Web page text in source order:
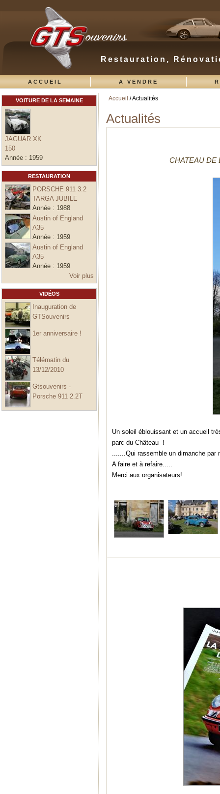
Restauration,
ACCUEIL A VENDRE
VOITURE DE LA SEMAINE
JAGUAR XK
150
Année : 1959
RESTAURATION
PORSCHE 911 3.2
TARGA JUBILE
Année : 1988
Austin of England
A35
Année : 1959
Austin of England
A35
Année : 1959
Voir plus
VIDÉOS
Inauguration de
GTSouvenirs
1er anniversaire !
Télématin du
13/12/2010
Gtsouvenirs -
Porsche 911 2.2T
Vous êtes ici
Accueil / Actualités
Actualités
CHATEAU DE
Un soleil éblouissant et un accueil
parc du Château !
.......Qui rassemble un dimanche par
A faire et à refaire.....
Merci aux organisateurs!